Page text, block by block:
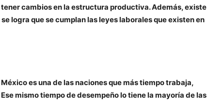
cambios en la estructura productiva. Además, existe
logra que se cumplan las leyes laborales que existen en
es una de las naciones que más tiempo trabaja,
mismo tiempo de desempeño lo tiene la mayoría de las